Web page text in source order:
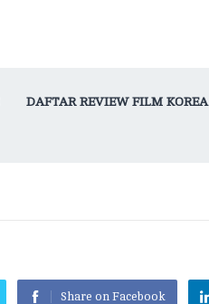
DAFTAR REVIEW FILM KOREA
Share on Facebook